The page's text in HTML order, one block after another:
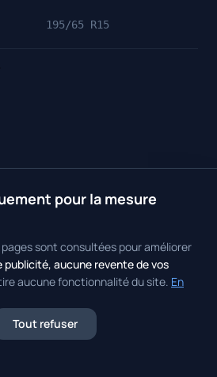
195/65 R15
réservés.Mentions Légales
pour la mesure
sont consultées pour améliorer
publicité, aucune revente de vos
aucune fonctionnalité du site. En
Tout refuser